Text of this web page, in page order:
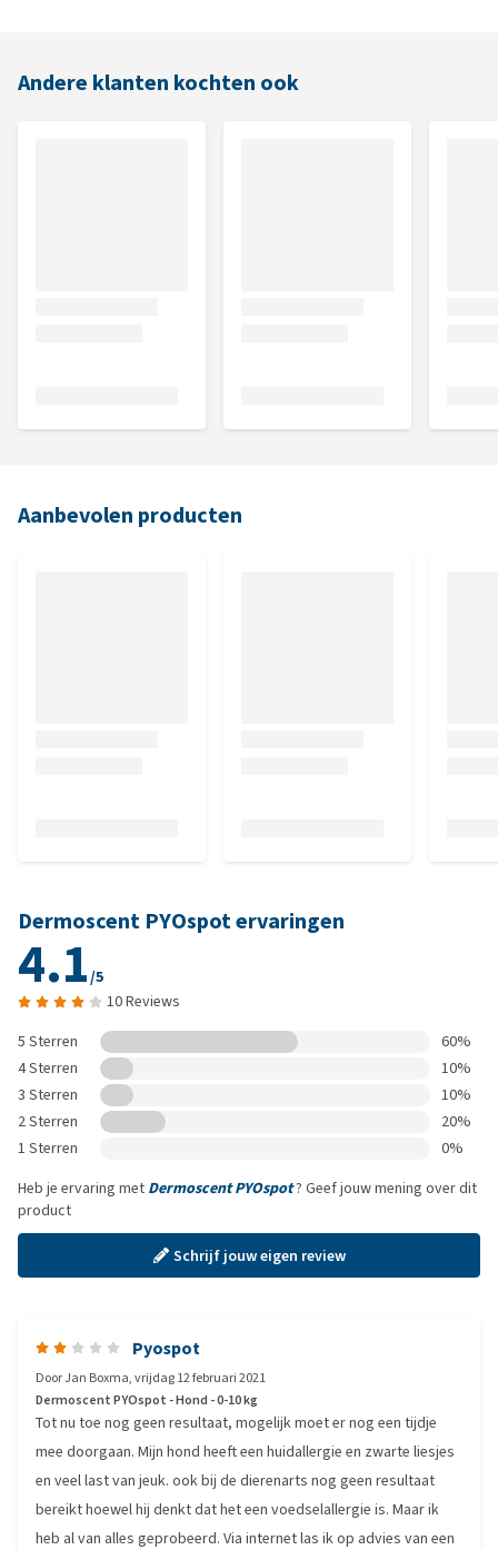
Andere klanten kochten ook
Aanbevolen producten
Dermoscent PYOspot ervaringen
4.1/5
10 Reviews
5 Sterren
60%
4 Sterren
10%
3 Sterren
10%
2 Sterren
20%
1 Sterren
0%
Heb je ervaring met Dermoscent PYOspot? Geef jouw mening over dit
product
Schrijf jouw eigen review
Pyospot
DoorJan Boxma,vrijdag 12 februari 2021
Dermoscent PYOspot - Hond - 0-10 kg
Tot nu toe nog geen resultaat, mogelijk moet er nog een tijdje
mee doorgaan. Mijn hond heeft een huidallergie en zwarte liesjes
en veel last van jeuk. ook bij de dierenarts nog geen resultaat
bereikt hoewel hij denkt dat het een voedselallergie is. Maar ik
heb al van alles geprobeerd. Via internet las ik op advies van een